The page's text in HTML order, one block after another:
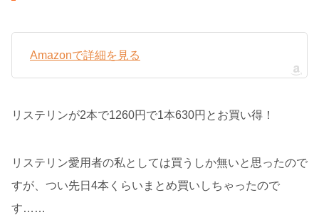
Amazonで詳細を見る
リステリンが2本で1260円で1本630円とお買い得！
リステリン愛用者の私としては買うしか無いと思ったので
すが、つい先日4本くらいまとめ買いしちゃったので
す……